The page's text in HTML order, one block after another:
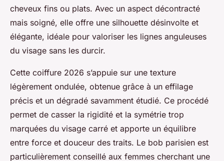
cheveux fins ou plats. Avec un aspect décontracté
mais soigné, elle offre une silhouette désinvolte et
élégante, idéale pour valoriser les lignes anguleuses
du visage sans les durcir.
Cette coiffure 2026 s’appuie sur une texture
légèrement ondulée, obtenue grâce à un effilage
précis et un dégradé savamment étudié. Ce procédé
permet de casser la rigidité et la symétrie trop
marquées du visage carré et apporte un équilibre
entre force et douceur des traits. Le bob parisien est
particulièrement conseillé aux femmes cherchant une